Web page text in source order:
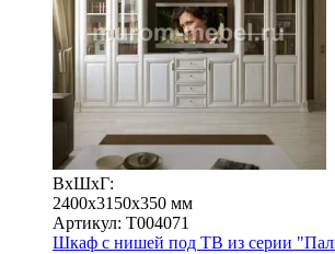
ВхШхГ:
2400x3150x350 мм
Артикул: Т004071
Шкаф с нишей под ТВ из серии